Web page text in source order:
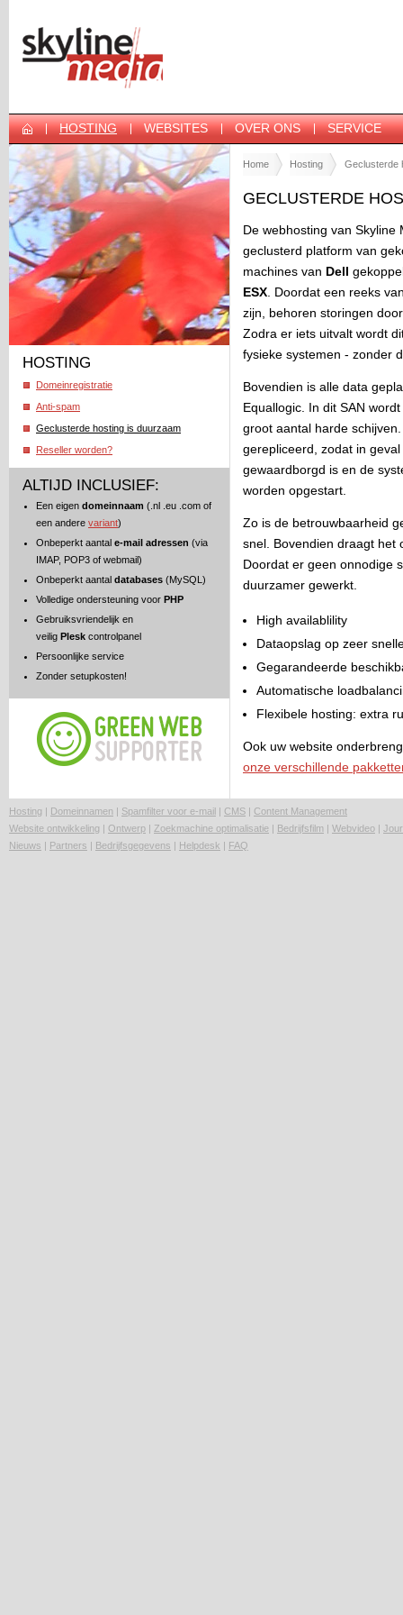
HOSTING WEBSITES OVER ONS SERVICE
HOSTING
Domeinregistratie
Anti-spam
Geclusterde hosting is duurzaam
Reseller worden?
ALTIJD INCLUSIEF:
Een eigen domeinnaam (.nl .eu .com of
een andere variant)
Onbeperkt aantal e-mail adressen (via
IMAP, POP3 of webmail)
Onbeperkt aantal databases (MySQL)
Volledige ondersteuning voor PHP
Gebruiksvriendelijk en
veilig Plesk controlpanel
Persoonlijke service
Zonder setupkosten!
Home Hosting Geclusterde
GECLUSTERDE
De webhosting van
geclusterd platform van
machines van Dell
ESX. Doordat een reeks
zijn, behoren storingen
Zodra er iets uitvalt wordt
fysieke systemen - zonder
Bovendien is alle data
Equallogic. In dit SAN
groot aantal harde
gerepliceerd, zodat in
gewaardborgd is en de
worden opgestart.
Zo is de betrouwbaarheid
snel. Bovendien draagt het
Doordat er geen onnodige
duurzamer gewerkt.
High availablility
Dataopslag op zeer
Gegarandeerde
Automatische
Flexibele hosting: extra
Ook uw website
onze verschillende
Hosting Domeinnamen Spamfilter voor e-mail CMS
Content Management
Website ontwikkeling
Ontwerp Zoekmachine optimalisatie Bedrijfsfilm Webvideo
Nieuws
Partners Bedrijfsgegevens Helpdesk FAQ